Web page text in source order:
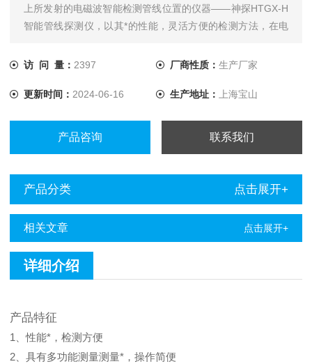
上所发射的电磁波智能检测管线位置的仪器——神探HTGX-H
智能管线探测仪，以其*的性能，灵活方便的检测方法，在电
领域拥有广大的用户，为我国的相关行业的管线管理水平的提
测量测量，操作简便。性
访 问 量： 2397 厂商性质： 生产厂家
更新时间： 2024-06-16 生产地址： 上海宝山
产品咨询 联系我们
产品分类 点击展开+
相关文章 点击展开+
详细介绍
产品特征
1、性能*，检测方便
2、具有多功能测量测量*，操作简便